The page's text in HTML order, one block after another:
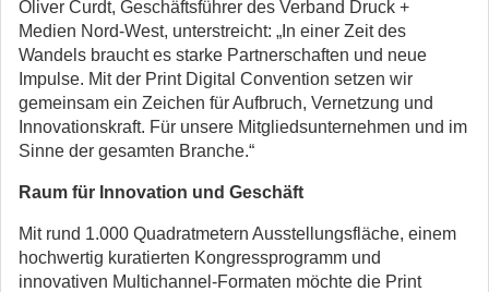
Oliver Curdt, Geschäftsführer des Verband Druck +
Medien Nord-West, unterstreicht: „In einer Zeit des
Wandels braucht es starke Partnerschaften und neue
Impulse. Mit der Print Digital Convention setzen wir
gemeinsam ein Zeichen für Aufbruch, Vernetzung und
Innovationskraft. Für unsere Mitgliedsunternehmen und im
Sinne der gesamten Branche.“
Raum für Innovation und Geschäft
Mit rund 1.000 Quadratmetern Ausstellungsfläche, einem
hochwertig kuratierten Kongressprogramm und
innovativen Multichannel-Formaten möchte die Print